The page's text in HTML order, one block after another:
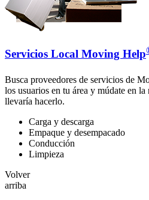
Servicios Local Moving Help
Busca proveedores de servicios de
los usuarios en tu área y múdate en
llevaría hacerlo.
Carga y descarga
Empaque y desempacado
Conducción
Limpieza
Volver
arriba